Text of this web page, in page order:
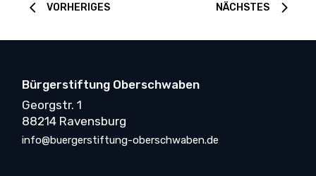
VORHERIGES NÄCHSTES
Bürgerstiftung Oberschwaben
Georgstr. 1
88214 Ravensburg
info@buergerstiftung-oberschwaben.de